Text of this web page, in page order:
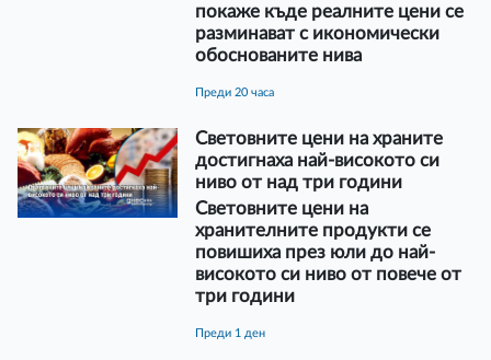
покаже къде реалните цени се
разминават с икономически
обоснованите нива
преди 20 часа
Световните цени на храните
достигнаха най-високото си
ниво от над три години
Световните цени на
хранителните продукти се
повишиха през юли до най-
високото си ниво от повече от
три години
преди 1 ден